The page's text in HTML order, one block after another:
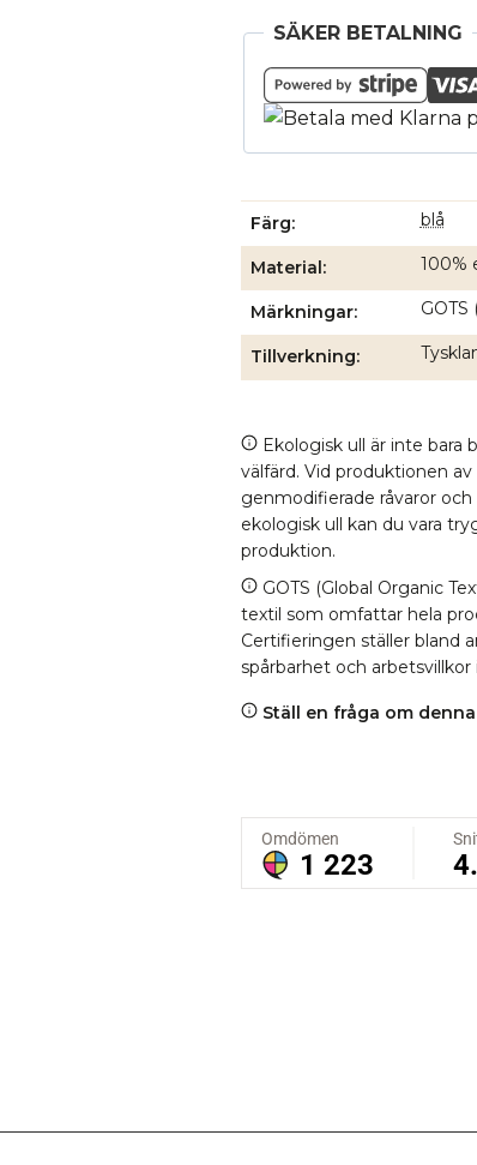
mängd
SÄKER BETALNING
Färg blå
Material 100%
Märkningar GOTS
Tillverkning
Ekologisk ull är inte bara
välfärd. Vid produktionen
genmodifierade råvaror
ekologisk ull kan du vara
produktion.
GOTS (Global Organic
textil som omfattar hela
Certifieringen ställer bland
spårbarhet och arbetsvillkor
Ställ en fråga om